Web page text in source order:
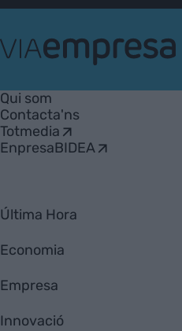
Empresa
Qui som
Contacta'ns
Totmedia
EnpresaBIDEA
Última Hora
Economia
Empresa
Innovació